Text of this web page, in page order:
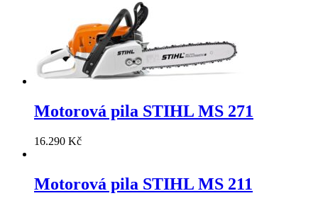
Motorová pila STIHL MS 271
16.290 Kč
Motorová pila STIHL MS 211